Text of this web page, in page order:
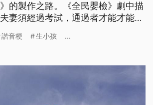
的製作之路。《全民嬰檢》劇中描
妻須經過考試，通過者才能才能升
一個標準，反而是用一句「你準備
諧音梗 生小孩 ...